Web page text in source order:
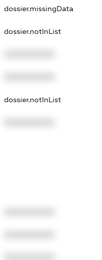
dossier.missingData
dossier.notInList
dossier.notInList